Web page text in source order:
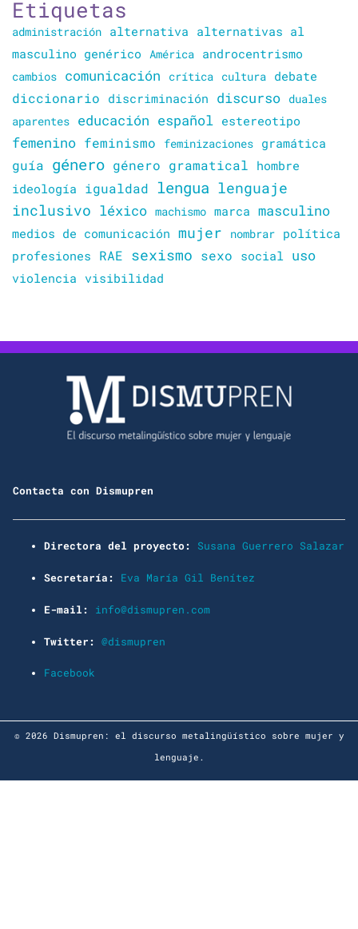
Etiquetas
administración alternativa alternativas al
masculino genérico América androcentrismo
cambios comunicación crítica cultura debate
diccionario discriminación discurso duales
aparentes educación español estereotipo
femenino feminismo feminizaciones gramática
guía género género gramatical hombre
ideología igualdad lengua lenguaje
inclusivo léxico machismo marca masculino
medios de comunicación mujer nombrar política
profesiones RAE sexismo sexo social uso
violencia visibilidad
Contacta con Dismupren
Directora del proyecto: Susana Guerrero Salazar
Secretaría: Eva María Gil Benítez
E-mail: info@dismupren.com
Twitter: @dismupren
Facebook
© 2026 Dismupren: el discurso metalingüístico sobre mujer y
lenguaje.